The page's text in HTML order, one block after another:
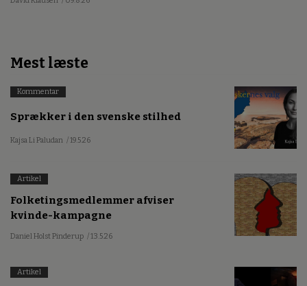
Mest læste
Kommentar
Sprækker i den svenske stilhed
Kajsa Li Paludan / 19.5.26
Artikel
Folketingsmedlemmer afviser
kvinde-kampagne
Daniel Holst Pinderup / 13.5.26
Artikel